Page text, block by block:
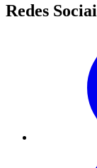
Redes